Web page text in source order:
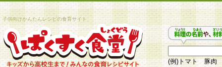
子供向けかんたんレシピの食育サイト
(例)トマト 豚肉